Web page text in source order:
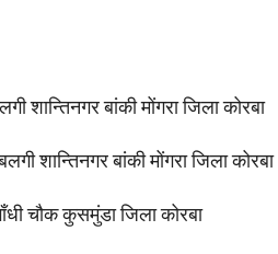
शान्तिनगर बांकी मोंगरा जिला कोरबा
शान्तिनगर बांकी मोंगरा जिला कोरबा
चौक कुसमुंडा जिला कोरबा